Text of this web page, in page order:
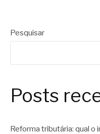
Pesquisar
Posts
Reforma tributária: qual o